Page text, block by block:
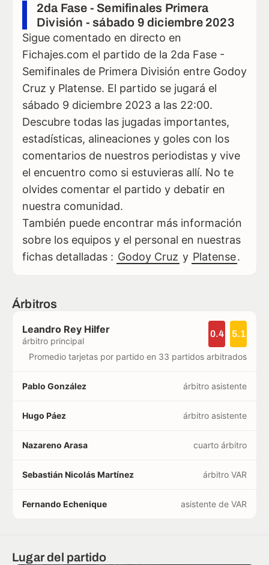
2da Fase - Semifinales Primera
División - sábado 9 diciembre 2023
Sigue comentado en directo en
Fichajes.com el partido de la 2da Fase -
Semifinales de Primera División entre Godoy
Cruz y Platense. El partido se jugará el
sábado 9 diciembre 2023 a las 22:00.
Descubre todas las jugadas importantes,
estadísticas, alineaciones y goles con los
comentarios de nuestros periodistas y vive
el encuentro como si estuvieras allí. No te
olvides comentar el partido y debatir en
nuestra comunidad.
También puede encontrar más información
sobre los equipos y el personal en nuestras
fichas detalladas : Godoy Cruz y Platense.
Árbitros
Leandro Rey Hilfer
árbitro principal
0.4 5.1
Promedio tarjetas por partido en 33 partidos arbitrados
Pablo González árbitro asistente
Hugo Páez árbitro asistente
Nazareno Arasa cuarto árbitro
Sebastián Nicolás Martínez árbitro VAR
Fernando Echenique asistente de VAR
Lugar del partido